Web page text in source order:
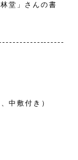
堂」さんの書
中敷付き）